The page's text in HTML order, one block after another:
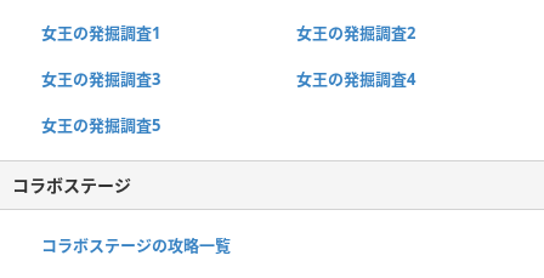
女王の発掘調査1 女王の発掘調査2
女王の発掘調査3 女王の発掘調査4
女王の発掘調査5
コラボステージ
コラボステージの攻略一覧